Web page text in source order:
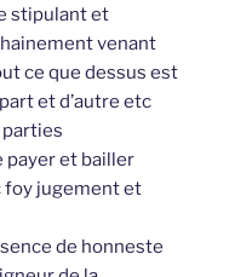
stipulant et
venant
ce que dessus est
et d’autre etc
et bailler
foy jugement et
de honneste